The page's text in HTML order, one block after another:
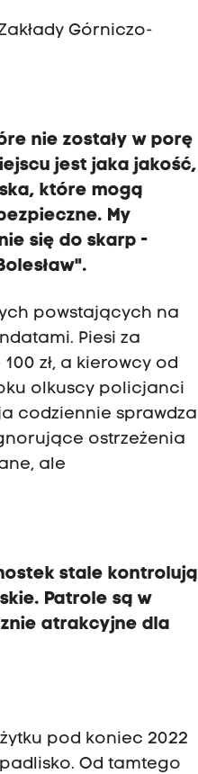
Górniczo-
nie zostały w porę
jest jaka jakość,
które mogą
My
się do skarp -
powstających na
Piesi za
zł, a kierowcy od
olkuscy policjanci
codziennie sprawdza
ostrzeżenia
ale
stale kontrolują
Patrole są w
atrakcyjne dla
pod koniec 2022
Od tamtego